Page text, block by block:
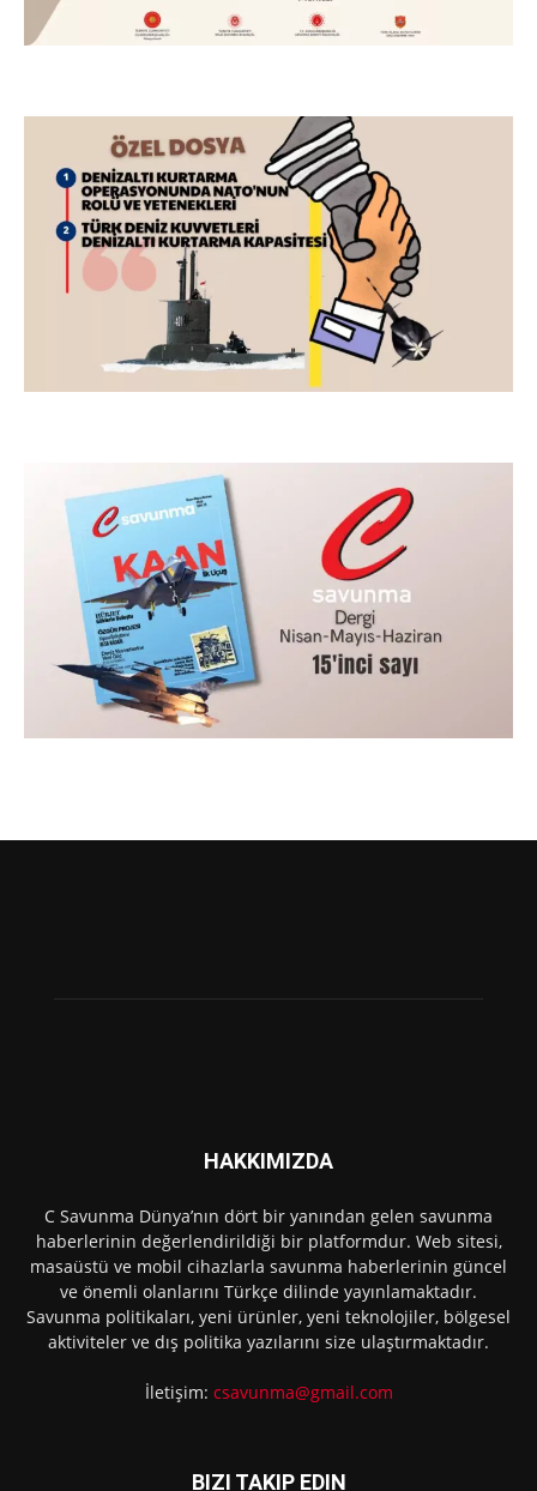
HAKKIMIZDA
C Savunma Dünya’nın dört bir yanından gelen savunma
haberlerinin değerlendirildiği bir platformdur. Web sitesi,
masaüstü ve mobil cihazlarla savunma haberlerinin güncel
ve önemli olanlarını Türkçe dilinde yayınlamaktadır.
Savunma politikaları, yeni ürünler, yeni teknolojiler, bölgesel
aktiviteler ve dış politika yazılarını size ulaştırmaktadır.
İletişim: csavunma@gmail.com
BIZI TAKIP EDIN